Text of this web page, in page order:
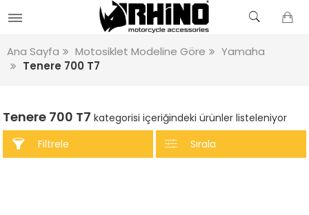
Ana Sayfa Motosiklet Modeline Göre
Yamaha
Tenere 700 T7
Tenere 700 T7 kategorisi içeriğindeki ürünler listeleniyor
Filtrele
Sırala